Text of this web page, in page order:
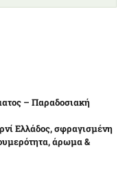
– Παραδοσιακή
Ελλάδος, σφραγισμένη
άρωμα &